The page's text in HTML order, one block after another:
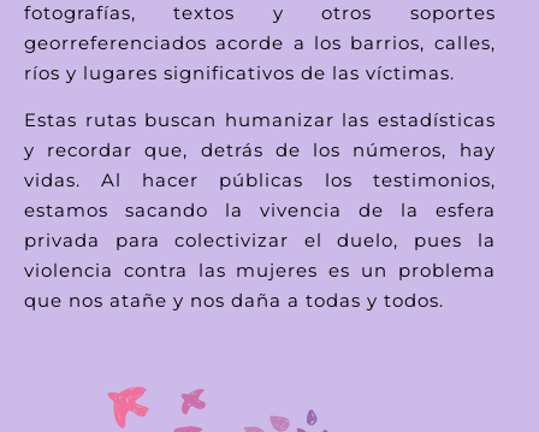
fotografías, textos y otros soportes
georreferenciados acorde a los barrios, calles,
ríos y lugares significativos de las víctimas.
Estas rutas buscan humanizar las estadísticas
y recordar que, detrás de los números, hay
vidas. Al hacer públicas los testimonios,
estamos sacando la vivencia de la esfera
privada para colectivizar el duelo, pues la
violencia contra las mujeres es un problema
que nos atañe y nos daña a todas y todos.